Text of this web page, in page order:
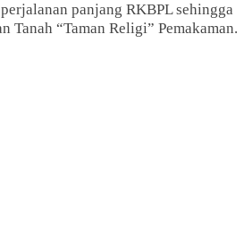
panjang RKBPL sehingga
Tanah “Taman Religi” Pemakaman.